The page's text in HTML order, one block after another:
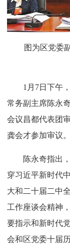
图为区党委
1月7日下午
常务副主席陈永
会议昌都代表团
龚会才参加审议。
陈永奇指出
穿习近平新时代
大和二十届二中
工作座谈会精神
要指示和新时代
会和区党委十届